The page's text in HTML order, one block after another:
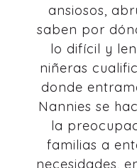
ansiosos,
saben por
lo difícil y
niñeras
donde
Nannies se
la
familias a
necesidades,